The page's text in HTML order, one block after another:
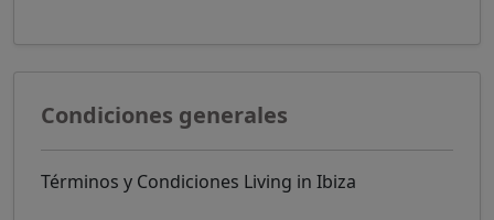
Condiciones generales
Términos y Condiciones Living in Ibiza